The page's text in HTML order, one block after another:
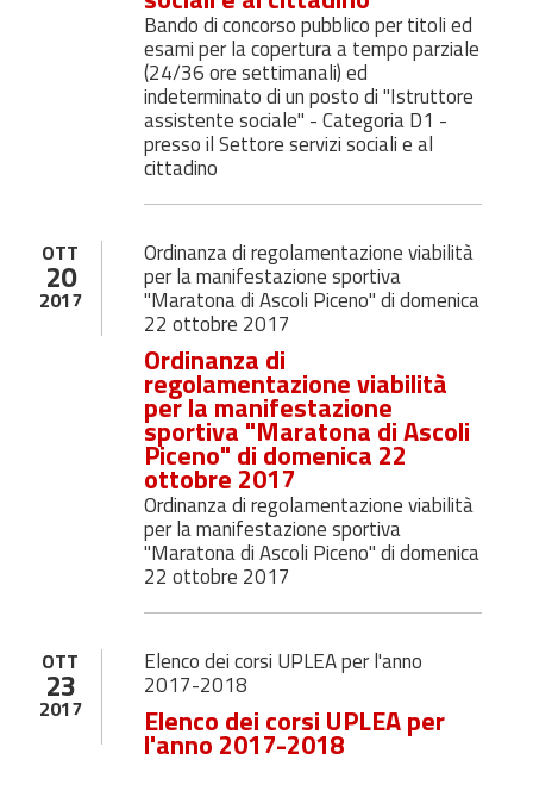
Bando di concorso pubblico per titoli ed
esami per la copertura a tempo parziale
(24/36 ore settimanali) ed
indeterminato di un posto di "Istruttore
assistente sociale" - Categoria D1 -
presso il Settore servizi sociali e al
cittadino
OTT
20
2017
Ordinanza di regolamentazione viabilità
per la manifestazione sportiva
"Maratona di Ascoli Piceno" di domenica
22 ottobre 2017
Ordinanza di
regolamentazione viabilità
per la manifestazione
sportiva "Maratona di Ascoli
Piceno" di domenica 22
ottobre 2017
Ordinanza di regolamentazione viabilità
per la manifestazione sportiva
"Maratona di Ascoli Piceno" di domenica
22 ottobre 2017
OTT
23
2017
Elenco dei corsi UPLEA per l'anno
2017-2018
Elenco dei corsi UPLEA per
l'anno 2017-2018